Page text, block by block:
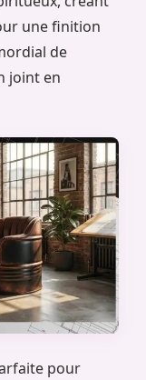
une finition
de
joint en
pour